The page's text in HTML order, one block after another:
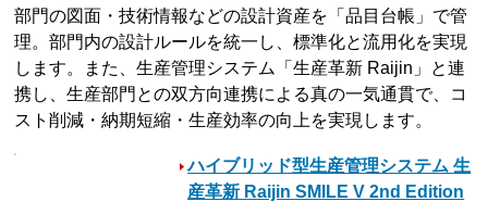
部門の図面・技術情報などの設計資産を「品目台帳」で管
理。部門内の設計ルールを統一し、標準化と流用化を実現
します。また、生産管理システム「生産革新 Raijin」と連
携し、生産部門との双方向連携による真の一気通貫で、コ
スト削減・納期短縮・生産効率の向上を実現します。
ハイブリッド型生産管理システム 生
産革新 Raijin SMILE V 2nd Edition